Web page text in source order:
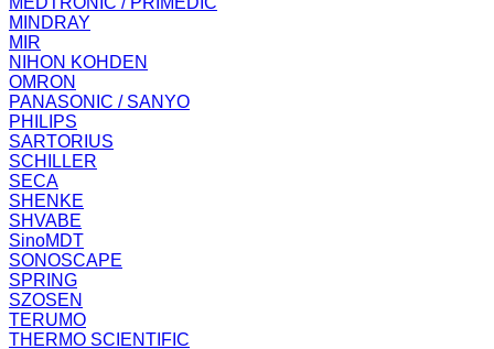
MINDRAY
MIR
NIHON KOHDEN
OMRON
PANASONIC / SANYO
PHILIPS
SARTORIUS
SCHILLER
SECA
SHENKE
SHVABE
SinoMDT
SONOSCAPE
SPRING
SZOSEN
TERUMO
THERMO SCIENTIFIC